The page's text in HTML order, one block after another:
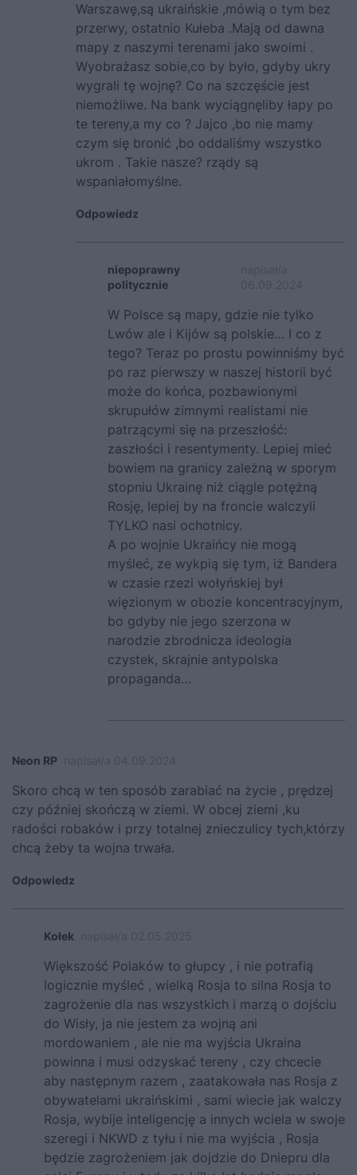
Warszawę,są ukraińskie ,mówią o tym bez
przerwy, ostatnio Kułeba .Mają od dawna
mapy z naszymi terenami jako swoimi .
Wyobrażasz sobie,co by było, gdyby ukry
wygrali tę wojnę? Co na szczęście jest
niemożliwe. Na bank wyciągnęliby łapy po
te tereny,a my co ? Jajco ,bo nie mamy
czym się bronić ,bo oddaliśmy wszystko
ukrom . Takie nasze? rządy są
wspaniałomyślne.
Odpowiedz
niepoprawny
politycznie
W Polsce są mapy, gdzie nie tylko
Lwów ale i Kijów są polskie… I co z
tego? Teraz po prostu powinniśmy być
po raz pierwszy w naszej historii być
może do końca, pozbawionymi
skrupułów zimnymi realistami nie
patrzącymi się na przeszłość:
zaszłości i resentymenty. Lepiej mieć
bowiem na granicy zależną w sporym
stopniu Ukrainę niż ciągle potężną
Rosję, lepiej by na froncie walczyli
TYLKO nasi ochotnicy.
A po wojnie Ukraińcy nie mogą
myśleć, ze wykpią się tym, iż Bandera
w czasie rzezi wołyńskiej był
więzionym w obozie koncentracyjnym,
bo gdyby nie jego szerzona w
narodzie zbrodnicza ideologia
czystek, skrajnie antypolska
propaganda…
Neon RP
Skoro chcą w ten sposób zarabiać na życie , prędzej
czy później skończą w ziemi. W obcej ziemi ,ku
radości robaków i przy totalnej znieczulicy tych,którzy
chcą żeby ta wojna trwała.
Odpowiedz
Kołek
Większość Polaków to głupcy , i nie potrafią
logicznie myśleć , wielką Rosja to silna Rosja to
zagrożenie dla nas wszystkich i marzą o dojściu
do Wisły, ja nie jestem za wojną ani
mordowaniem , ale nie ma wyjścia Ukraina
powinna i musi odzyskać tereny , czy chcecie
aby następnym razem , zaatakowała nas Rosja z
obywatelami ukraińskimi , sami wiecie jak walczy
Rosja, wybije inteligencję a innych wciela w swoje
szeregi i NKWD z tyłu i nie ma wyjścia , Rosja
będzie zagrożeniem jak dojdzie do Dniepru dla